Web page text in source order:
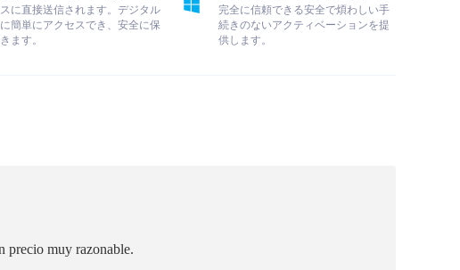
に直接送信されます。デジタル
簡単にアクセスでき、安全に保
ます。
完全に信頼できる安全で煩わしい手
続きのないアクティベーションを提
供します。
precio muy razonable.